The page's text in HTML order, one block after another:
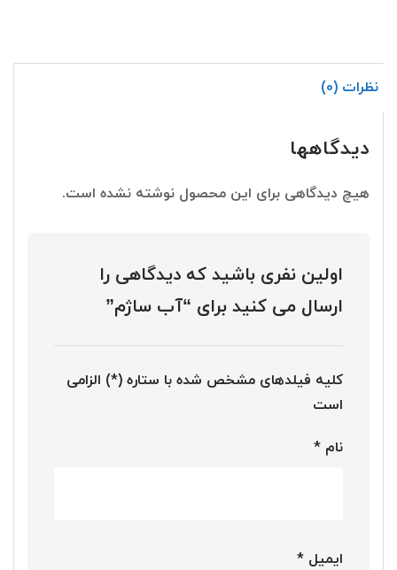
نظرات (0)
دیدگاهها
هیچ دیدگاهی برای این محصول نوشته نشده است.
اولین نفری باشید که دیدگاهی را
ارسال می کنید برای “آب ساژم”
کلیه فیلدهای مشخص شده با ستاره (*) الزامی
است
نام *
ایمیل *